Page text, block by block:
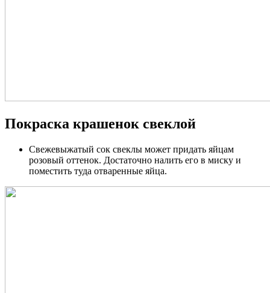
Покраска крашенок свеклой
Свежевыжатый сок свеклы может придать яйцам
розовый оттенок. Достаточно налить его в миску и
поместить туда отваренные яйца.